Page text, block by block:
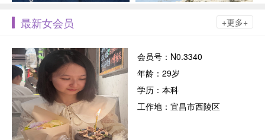
最新女会员 +更多+
会员号：N0.3340
年龄：29岁
学历：本科
工作地：宜昌市西陵区